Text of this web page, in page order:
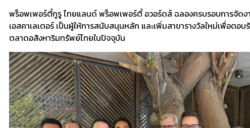
พร็อพเพอร์ตี้กูรู ไทยแลนด์ พร็อพเพอร์ตี้ อวอร์ดส์ ฉลองครบรอบการจัดง
เอสคาเลเตอร์ เป็นผู้ให้การสนับสนุนหลัก และเพิ่มสาขารางวัลใหม่เพื่อต
ตลาดอสังหาริมทรัพย์ไทยในปัจจุบัน